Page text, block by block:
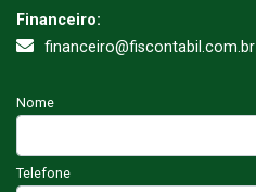
Financeiro:
financeiro@fiscontabil.com.br
Nome
Telefone